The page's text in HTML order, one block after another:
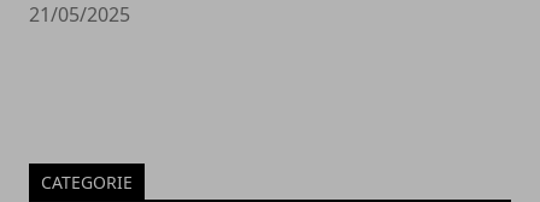
21/05/2025
CATEGORIE